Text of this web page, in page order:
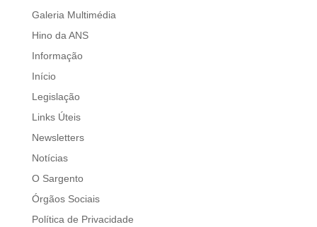
Galeria Multimédia
Hino da ANS
Informação
Início
Legislação
Links Úteis
Newsletters
Notícias
O Sargento
Órgãos Sociais
Política de Privacidade